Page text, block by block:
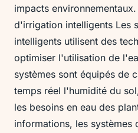
impacts
d'irrigation intelligents Les
intelligents utilisent des
optimiser l'utilisation de
systèmes sont équipés de
temps réel l'humidité du
les besoins en eau des
informations, les